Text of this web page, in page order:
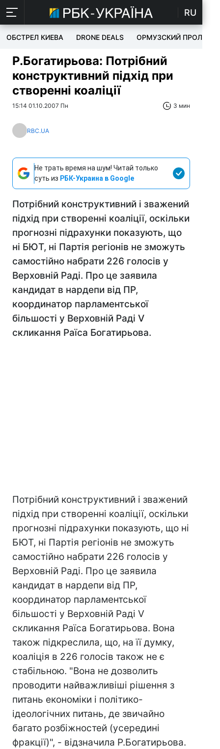
RU
ОБСТРЕЛ КИЕВА DRONE DEALS ОРМУЗСКИЙ ПРОЛИВ
Р.Богатирьова: Потрібний
конструктивний підхід при
створенні коаліції
15:14 01.10.2007 Пн 3 мин
RBC.UA
Не трать время на шум! Читай только
суть из РБК-Украина в Google
Потрібний конструктивний і зважений
підхід при створенні коаліції, оскільки
прогнозні підрахунки показують, що
ні БЮТ, ні Партія регіонів не зможуть
самостійно набрати 226 голосів у
Верховній Раді. Про це заявила
кандидат в нардепи від ПР,
координатор парламентської
більшості у Верховній Раді V
скликання Раїса Богатирьова.
Потрібний конструктивний і зважений
підхід при створенні коаліції, оскільки
прогнозні підрахунки показують, що ні
БЮТ, ні Партія регіонів не зможуть
самостійно набрати 226 голосів у
Верховній Раді. Про це заявила
кандидат в нардепи від ПР,
координатор парламентської
більшості у Верховній Раді V
скликання Раїса Богатирьова. Вона
також підкреслила, що, на її думку,
коаліція в 226 голосів також не є
стабільною. "Вона не дозволить
проводити найважливіші рішення з
питань економіки і політико-
ідеологічних питань, де звичайно
багато розбіжностей (усередині
фракції)", - відзначила Р.Богатирьова.